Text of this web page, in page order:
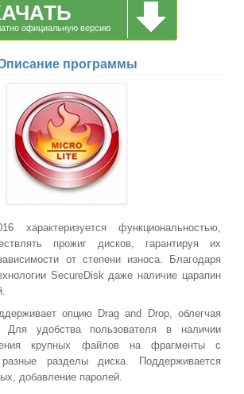
официальную версию
программы
характеризуется функциональностью,
прожиг дисков, гарантируя их
от степени износа. Благодаря
SecureDisk даже наличие царапин
опцию Drag and Drop, облегчая
Для удобства пользователя в наличии
крупных файлов на фрагменты с
разделы диска. Поддерживается
добавление паролей.